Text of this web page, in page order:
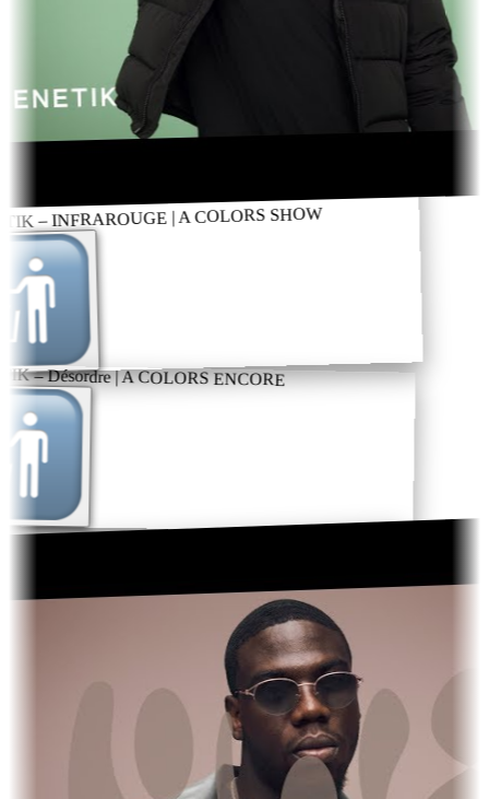
– INFRAROUGE | A COLORS SHOW
– Désordre | A COLORS ENCORE